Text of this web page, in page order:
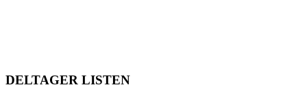
DELTAGER LISTEN